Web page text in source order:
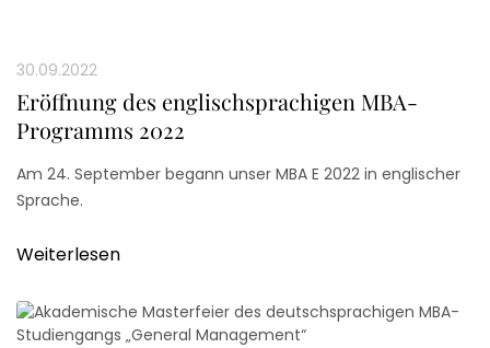
30.09.2022
Eröffnung des englischsprachigen MBA-
Programms 2022
Am 24. September begann unser MBA E 2022 in englischer
Sprache.
Weiterlesen